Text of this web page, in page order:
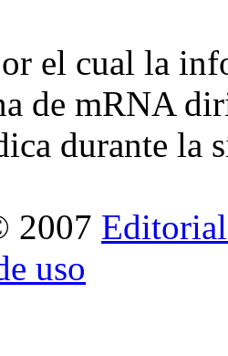
el cual la
de mRNA
durante la
2007
uso